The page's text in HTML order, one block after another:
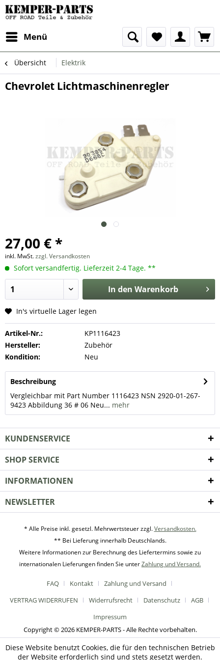
Menü
Übersicht Elektrik
Chevrolet Lichtmaschinenregler
27,00 € *
inkl. MwSt.zzgl. Versandkosten
Sofort versandfertig. Lieferzeit 2-4 Tage. **
In den Warenkorb
In's virtuelle Lager legen
Artikel-Nr.:
KP1116423
Hersteller:
Zubehör
Kondition:
Neu
Beschreibung
Vergleichbar mit Part Number 1116423 NSN 2920-01-267-
9423 Abbildung 36 # 06 Neu... mehr
KUNDENSERVICE
SHOP SERVICE
INFORMATIONEN
NEWSLETTER
* Alle Preise inkl. gesetzl. Mehrwertsteuer zzgl.Versandkosten.
** Bei Lieferung innerhalb Deutschlands.
Weitere Informationen zur Berechnung des Liefertermins sowie zu
internationalen Lieferungen finden Sie unterZahlung und Versand.
FAQ Kontakt
Zahlung und Versand
VERTRAG WIDERRUFEN
Widerrufsrecht Datenschutz
AGB
Impressum
Copyright © 2026 KEMPER-PARTS - Alle Rechte vorbehalten.
Diese Website benutzt Cookies, die für den technischen Betrieb
der Website erforderlich sind und stets gesetzt werden.